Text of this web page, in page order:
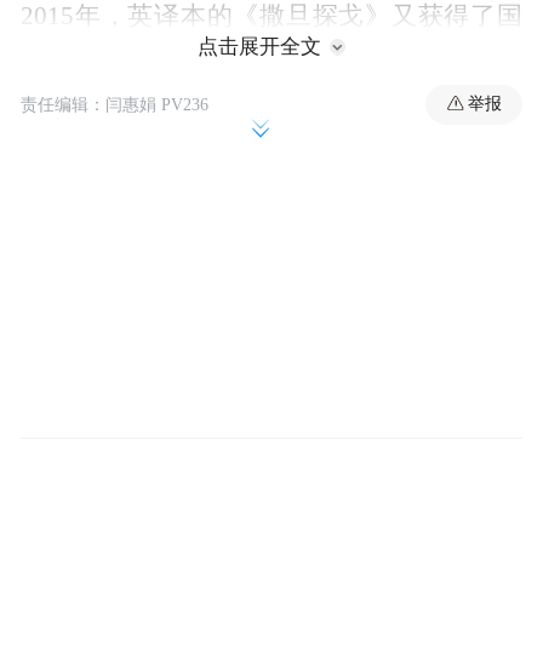
2015年，英译本的《撒旦探戈》又获得了国
际布克奖，拉斯洛的声誉再次被推高。值得
一提的是，国际布克奖——这一用于表彰以
英文发表或翻译成英文的文学作品的奖项，
点击展开全文
责任编辑：闫惠娟 PV236 举报